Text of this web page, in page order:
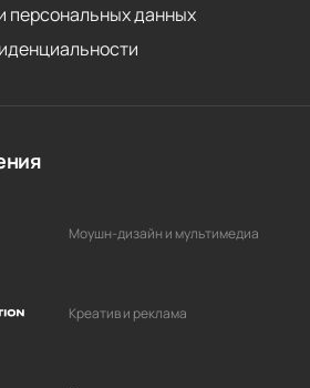
персональных данных
Моушн-дизайн и мультимедиа
Креатив и реклама